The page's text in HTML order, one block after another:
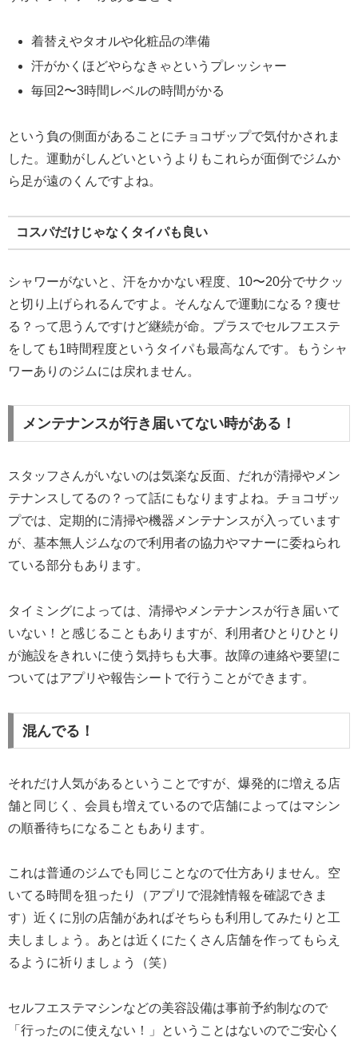
着替えやタオルや化粧品の準備
汗がかくほどやらなきゃというプレッシャー
毎回2〜3時間レベルの時間がかる
という負の側面があることにチョコザップで気付かされま
した。運動がしんどいというよりもこれらが面倒でジムか
ら足が遠のくんですよね。
コスパだけじゃなくタイパも良い
シャワーがないと、汗をかかない程度、10〜20分でサクッ
と切り上げられるんですよ。そんなんで運動になる？痩せ
る？って思うんですけど継続が命。プラスでセルフエステ
をしても1時間程度というタイパも最高なんです。もうシャ
ワーありのジムには戻れません。
メンテナンスが行き届いてない時がある！
スタッフさんがいないのは気楽な反面、だれが清掃やメン
テナンスしてるの？って話にもなりますよね。チョコザッ
プでは、定期的に清掃や機器メンテナンスが入っています
が、基本無人ジムなので利用者の協力やマナーに委ねられ
ている部分もあります。
タイミングによっては、清掃やメンテナンスが行き届いて
いない！と感じることもありますが、利用者ひとりひとり
が施設をきれいに使う気持ちも大事。故障の連絡や要望に
ついてはアプリや報告シートで行うことができます。
混んでる！
それだけ人気があるということですが、爆発的に増える店
舗と同じく、会員も増えているので店舗によってはマシン
の順番待ちになることもあります。
これは普通のジムでも同じことなので仕方ありません。空
いてる時間を狙ったり（アプリで混雑情報を確認できま
す）近くに別の店舗があればそちらも利用してみたりと工
夫しましょう。あとは近くにたくさん店舗を作ってもらえ
るように祈りましょう（笑）
セルフエステマシンなどの美容設備は事前予約制なので
「行ったのに使えない！」ということはないのでご安心く